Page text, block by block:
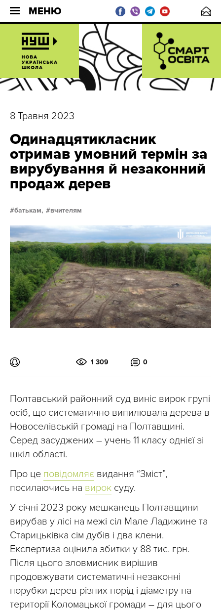
МЕНЮ
8 Травня 2023
Одинадцятикласник
отримав умовний термін за
вирубування й незаконний
продаж дерев
батькам, вчителям
1 309 0
Полтавський районний суд виніс вирок групі
осіб, що систематично випилювала дерева в
Новоселівській громаді на Полтавщині.
Серед засуджених – учень 11 класу однієї зі
шкіл області.
Про це повідомляє видання “Зміст”,
посилаючись на вирок суду.
У січні 2023 року мешканець Полтавщини
вирубав у лісі на межі сіл Мале Ладижине та
Старицьківка сім дубів і два клени.
Експертиза оцінила збитки у 88 тис. грн.
Після цього зловмисник вирішив
продовжувати систематичні незаконні
порубки дерев різних порід і діаметру на
території Коломацької громади – для цього